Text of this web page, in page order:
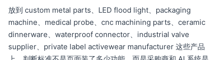
放到 custom metal parts、LED flood light、packaging
machine、medical probe、cnc machining parts、ceramic
dinnerware、waterproof connector、industrial valve
supplier、private label activewear manufacturer 这些产品